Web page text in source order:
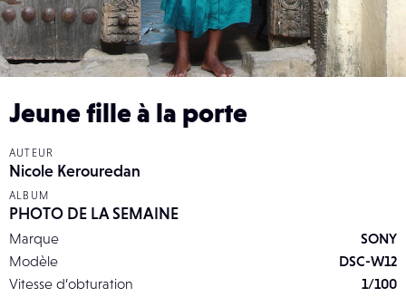
Jeune fille à la porte
AUTEUR
Nicole Kerouredan
ALBUM
PHOTO DE LA SEMAINE
Marque
SONY
Modèle
DSC-W12
Vitesse d’obturation
1/100